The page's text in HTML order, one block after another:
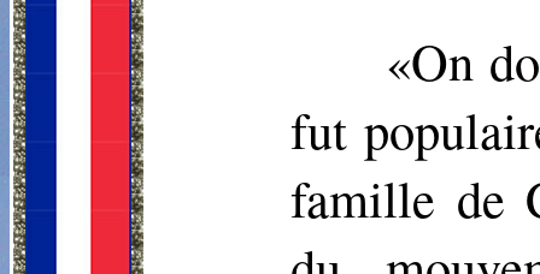
«On
fut
famille de